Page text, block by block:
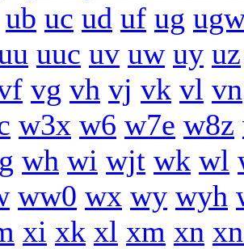
ub uc ud uf ug
uuc uv uw uy uz
vg vh vj vk vl vn
w3x w6 w7e w8z
wh wi wjt wk wl
ww0 wx wy wyh
xi xk xl xm xn